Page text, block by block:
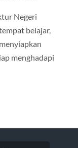
Negeri
belajar,
menghadapi